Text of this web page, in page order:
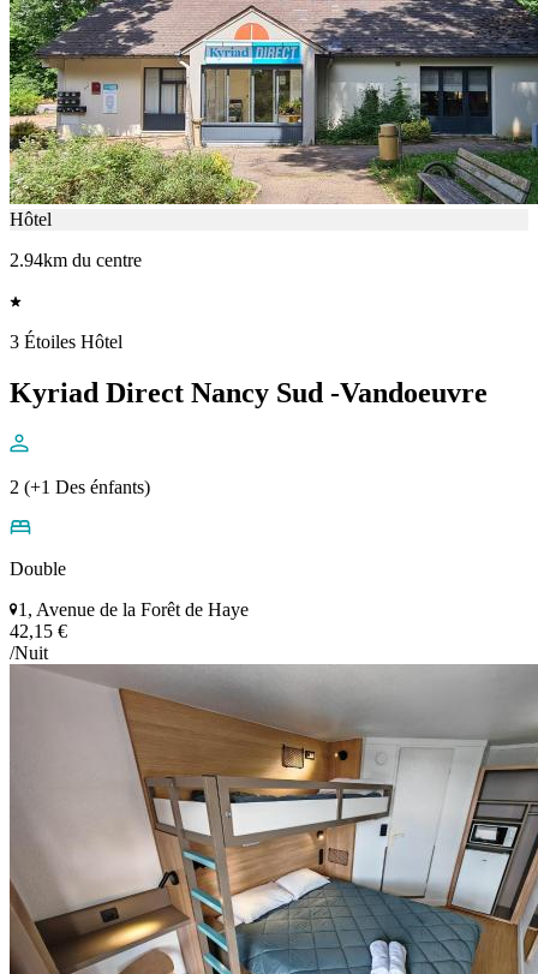
Hôtel
2.94km du centre
3 Étoiles Hôtel
Kyriad Direct Nancy Sud -Vandoeuvre
2 (+1 Des énfants)
Double
1, Avenue de la Forêt de Haye
42,15 €
/Nuit